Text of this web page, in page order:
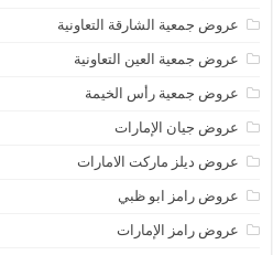
عروض جمعية الشارقة التعاونية
عروض جمعية العين التعاونية
عروض جمعية رأس الخيمة
عروض جيان الإمارات
عروض ديلز ماركت الامارات
عروض رامز ابو ظبي
عروض رامز الإمارات